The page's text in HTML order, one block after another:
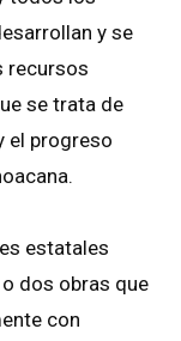
y se
recursos
se trata de
el progreso
estatales
o dos obras que
con